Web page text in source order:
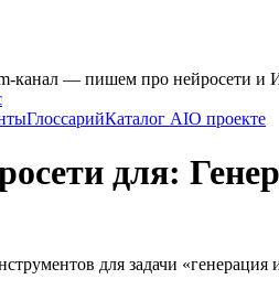
канал — пишем про нейросети и
ГлоссарийКаталог AIО проекте
для:
для задачи